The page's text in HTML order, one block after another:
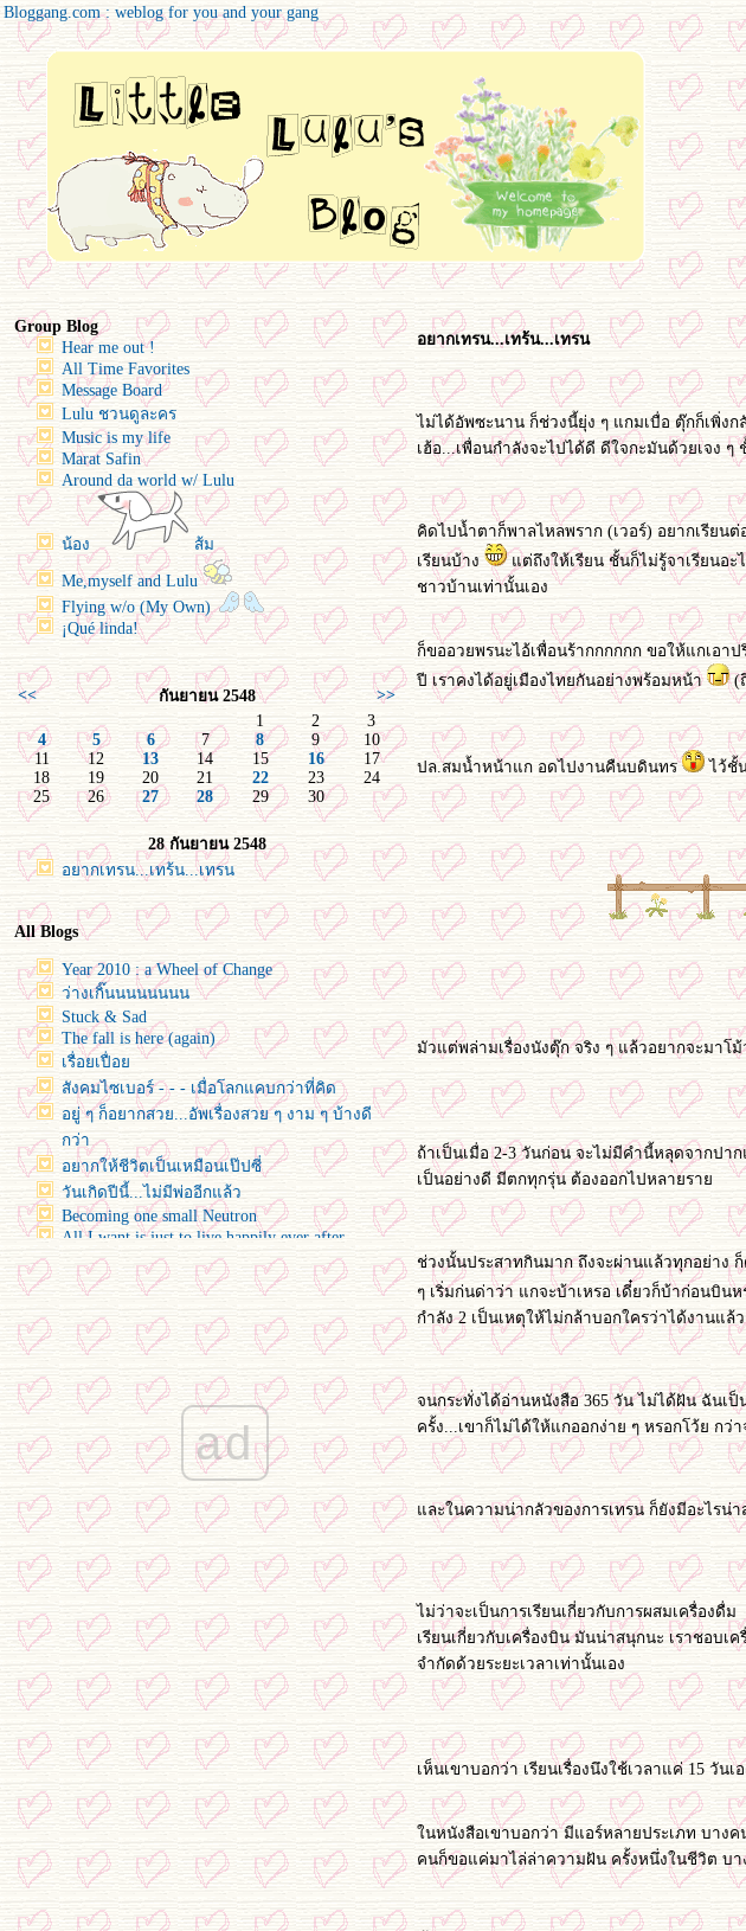
Bloggang.com : weblog for you and your gang
Group Blog
Hear me out !
All Time Favorites
Message Board
Lulu ชวนดูละคร
Music is my life
Marat Safin
Around da world w/ Lulu
น้อง ส้ม
Me,myself and Lulu
Flying w/o (My Own)
¡Qué linda!
<< กันยายน 2548
>>
1
2
3
4
5 6 7 8 9
10
11
12 13 14 15 16
17
18
19 20 21 22 23
24
25
26 27 28 29 30
28 กันยายน 2548
อยากเทรน...เทร้น...เทรน
All Blogs
Year 2010 : a Wheel of Change
ว่างเกิ๊นนนนนนนน
Stuck & Sad
The fall is here (again)
เรื่อยเปื่อ
สังคมไซเบอร์ - - - เมื่อโลกแคบกว่าที่คิด
อยู่ ๆ ก็อยากสวย...อัพเรื่องสวย ๆ งาม ๆ บ้างดี
กว่า
อยากให้ชีวิตเป็นเหมือนเป๊ปซี่
วันเกิดปีนี้...ไม่มีพ่ออีกแล้ว
Becoming one small Neutron
All I want is just to live happily ever after
Some kind of Miracle
ค่อยากอัพให้มันหายเน่า
ปกติ "ขี้บ่น" แต่วันนี้ขอ "ขี้อวด" หน่อยเหอะ กับ
น้องแมวน้ำ "Sirotan"
Whatever will be makes me wonder
อัพเดทเรื่องราว ก่อนขอไปพักสักระยะ
Goodbye October & Welcome my sweet
- - My Happy Moments - -
~ Just my opinion ~
หนังรักในเดือนแห่งความรัก
อัพ...อั้พพพพพพ...อัพ
Meet ma new best friend ^__^
หมีถูกฆ่ากับหมาไม่ยอมกลับบ้าน
feliz cumpleaños mi hermano
ชั้นจะไม่มีวันกด shift+delete อีกเป็นอันขาด !!!
อร์พอร์ตของชั้น
อยากเทรน...เทร้น...เทรน
หาย+สอบสเปนเสร็จแล้วจ้า
ไ ม่ ฉะ บ า
วันนี้ลัลล้า....
ขี้เกียจอีกแระ เฮ้อ...อ
อ๊ยยย...อะไรจะแม่นปานนี้คะเนี่
ละมันก็เกิดขึ้นแล้ว
Whatever will be will be
To my best friend
26-Aug-2005
ad
อยากเทรน...เทร้น...เทรน
ไม่ได้อัพซะนาน ก็ช่วงนี้ยุ่ง ๆ แกมเบื่อ ตุ๊กก็เพิ่ง
เฮ้อ...เพื่อนกำลังจะไปได้ดี ดีใจกะมันด้วยเ
คิดไปน้ำตาก็พาลไหลพราก (เวอร์) อยากเรียนต่
เรียนบ้าง
ต่ถึงให้เรียน ชั้นก็ไม่รู้จาเรียนอะ
ชาวบ้านเท่านั้นเอง
ก็ขออวยพรนะไอ้เพื่อนร้ากกกกกก ขอให้แกเอ
ปี เราคงได้อยู่เมืองไทยกันอย่างพร้อมหน้า
(
ปล.สมน้ำหน้าแก อดไปงานคืนบดินทร ไว้ชั้
มัวแต่พล่ามเรื่องนังตุ๊ก จริง ๆ แล้วอยากจะมาโ
ถ้าเป็นเมื่อ 2-3 วันก่อน จะไม่มีคำนี้หลุดจากปา
เป็นอย่างดี มีตกทุกรุ่น ต้องออกไปหลายรา
ช่วงนั้นประสาทกินมาก ถึงจะผ่านแล้วทุกอย่าง
ๆ เริ่มก่นด่าว่า แกจะบ้าเหรอ เดี๋ยวก็บ้าก่อนบินห
กำลัง 2 เป็นเหตุให้ไม่กล้าบอกใครว่าได้งานแล้
จนกระทั่งได้อ่านหนังสือ 365 วัน ไม่ได้ฝัน ฉันเ
ครั้ง...เขาก็ไม่ได้ให้แกออกง่าย ๆ หรอกโว้ย กว่
ละในความน่ากลัวของการเทรน ก็ยังมีอะไรน่า
ไม่ว่าจะเป็นการเรียนเกี่ยวกับการผสมเครื่องดื่ม
เรียนเกี่ยวกับเครื่องบิน มันน่าสนุกนะ เราชอบ
จำกัดด้วยระยะเวลาเท่านั้นเอง
เห็นเขาบอกว่า เรียนเรื่องนึงใช้เวลาแค่ 15 วันเ
นหนังสือเขาบอกว่า มีแอร์หลายประเภท บางค
คนก็ขอแค่มาไล่ล่าความฝัน ครั้งหนึ่งในชีวิต บ